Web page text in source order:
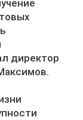
директор